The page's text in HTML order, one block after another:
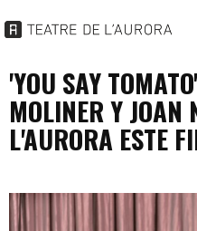
'YOU SAY
MOLINER Y JOAN
L'AURORA ESTE